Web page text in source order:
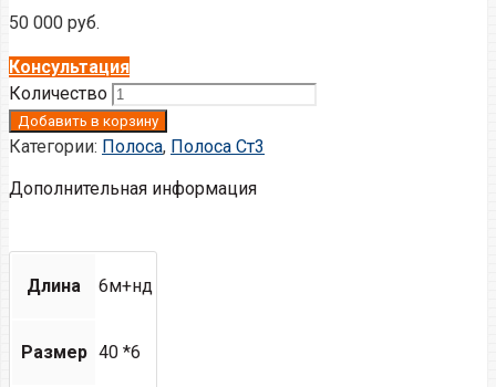
50 000 руб.
Консультация
Количество
Добавить в корзину
Категории: Полоса, Полоса Ст3
Дополнительная информация
Длина 6м+нд
Размер 40 *6